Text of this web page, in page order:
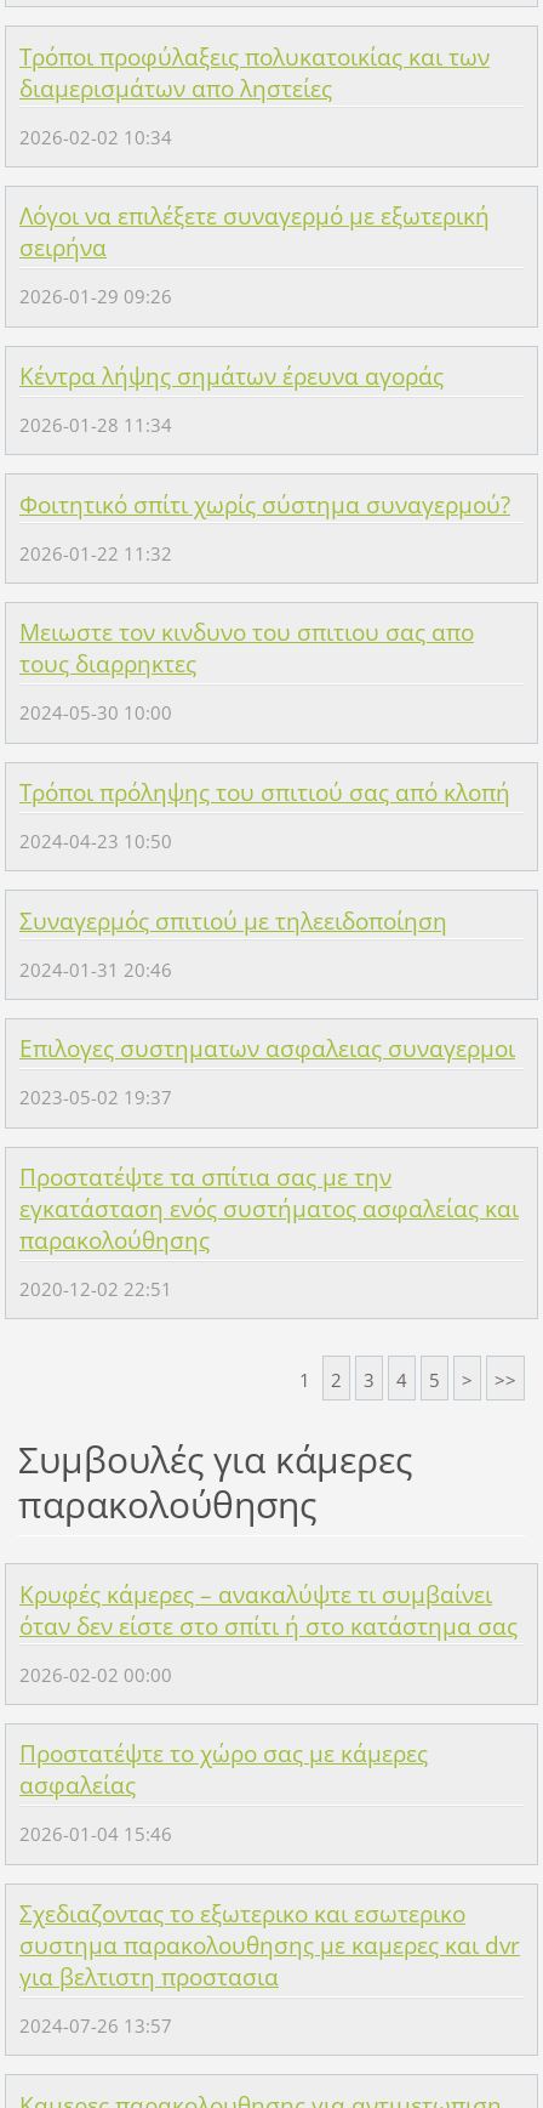
Τρόποι προφύλαξεις πολυκατοικίας και των
διαμερισμάτων απο ληστείες
2026-02-02 10:34
Λόγοι να επιλέξετε συναγερμό με εξωτερική
σειρήνα
2026-01-29 09:26
Κέντρα λήψης σημάτων έρευνα αγοράς
2026-01-28 11:34
Φοιτητικό σπίτι χωρίς σύστημα συναγερμού?
2026-01-22 11:32
Μειωστε τον κινδυνο του σπιτιου σας απο
τους διαρρηκτες
2024-05-30 10:00
Τρόποι πρόληψης του σπιτιού σας από κλοπή
2024-04-23 10:50
Συναγερμός σπιτιού με τηλεειδοποίηση
2024-01-31 20:46
Επιλογες συστηματων ασφαλειας συναγερμοι
2023-05-02 19:37
Προστατέψτε τα σπίτια σας με την
εγκατάσταση ενός συστήματος ασφαλείας και
παρακολούθησης
2020-12-02 22:51
1 2 3 4 5 > >>
Συμβουλές για κάμερες
παρακολούθησης
Κρυφές κάμερες – ανακαλύψτε τι συμβαίνει
όταν δεν είστε στο σπίτι ή στο κατάστημα σας
2026-02-02 00:00
Προστατέψτε το χώρο σας με κάμερες
ασφαλείας
2026-01-04 15:46
Σχεδιαζοντας το εξωτερικο και εσωτερικο
συστημα παρακολουθησης με καμερες και dvr
για βελτιστη προστασια
2024-07-26 13:57